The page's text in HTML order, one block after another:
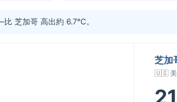
芝加哥 高出約 6.7°C。
芝加
🇺🇸 美